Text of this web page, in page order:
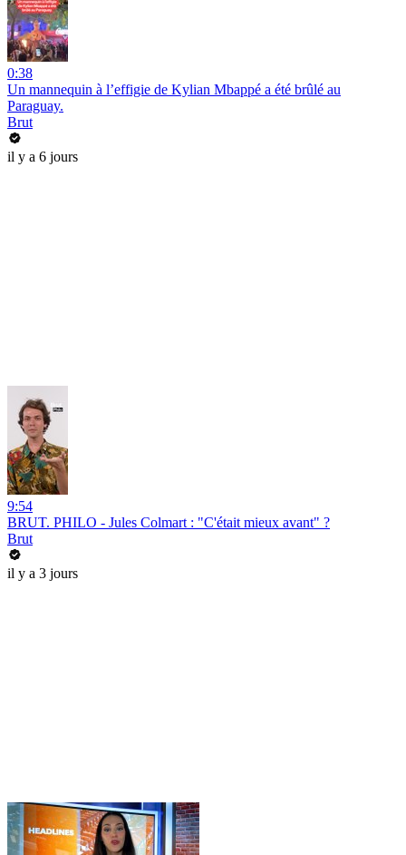
0:38
Un mannequin à l’effigie de Kylian Mbappé a été brûlé au
Paraguay.
Brut
il y a 6 jours
9:54
BRUT. PHILO - Jules Colmart : "C'était mieux avant" ?
Brut
il y a 3 jours